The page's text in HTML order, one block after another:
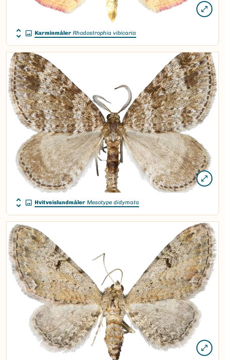
Karminmåler Rhodostrophia vibicaria
Hvitveislundmåler Mesotype didymata